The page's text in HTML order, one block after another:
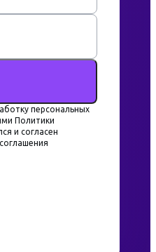
персональных
Политики
и согласен